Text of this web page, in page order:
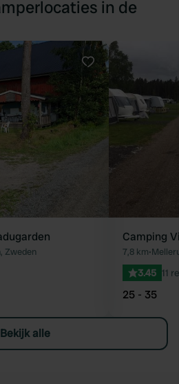
in de
Favoriet
Zweden
Camping
7,8 km•
3.45 11
25 - 35
Bekijk alle